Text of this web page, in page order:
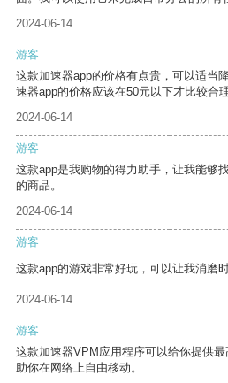
2024-06-14
游客
这款加速器app的价格有点贵，可以适当
速器app的价格应该在50元以下才比较合理
2024-06-14
游客
这款app是我购物的得力助手，让我能够
的商品。
2024-06-14
游客
这款app的游戏非常好玩，可以让我消磨时
2024-06-14
游客
这款加速器VPM应用程序可以给你提供
助你在网络上自由移动。